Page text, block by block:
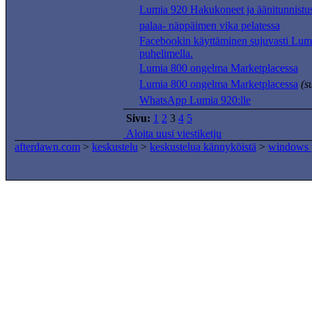
Lumia 920 Hakukoneet ja
palaa- näppäimen vika pelatessa
Facebookin käyttäminen sujuvasti
puhelimella.
Lumia 800 ongelma Marketplacessa
Lumia 800 ongelma Marketplacessa
WhatsApp Lumia 920:lle
Sivu: 1 2 3 4 5
Aloita uusi viestiketju
afterdawn.com > keskustelu > keskustelua kännyköistä > windows